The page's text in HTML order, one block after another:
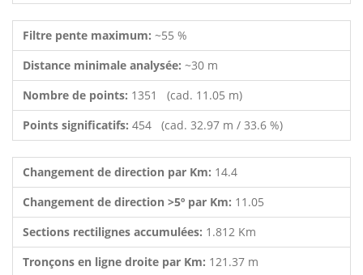
Filtre pente maximum: ~55 %
Distance minimale analysée: ~30 m
Nombre de points: 1351 (cad. 11.05 m)
Points significatifs: 454 (cad. 32.97 m / 33.6 %)
Changement de direction par Km: 14.4
Changement de direction >5º par Km: 11.05
Sections rectilignes accumulées: 1.812 Km
Tronçons en ligne droite par Km: 121.37 m